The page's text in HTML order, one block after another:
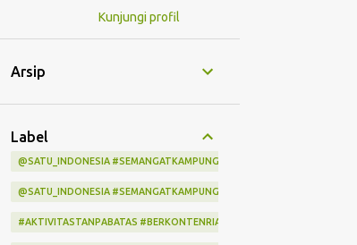
Kunjungi profil
Arsip
Label
@SATU_INDONESIA #SEMANGATKAMPUNGINDONESIA
@SATU_INDONESIA #SEMANGATKAMPUNGINDONESIA
#AKTIVITASTANPABATAS #BERKONTENRIABERSAMAINDIHOME